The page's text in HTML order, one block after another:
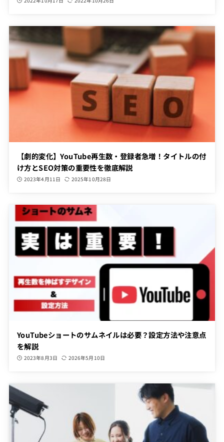
【劇的変化】YouTube再生数・登録者急増！タイトルの付
け方とSEO対策の重要性を徹底解説
2023年4月11日 2025年10月28日
YouTubeショートのサムネイルは必要？設定方法や注意点
を解説
2023年8月3日 2026年5月10日